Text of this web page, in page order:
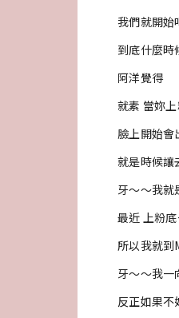
我們就開始
到底什麼時
阿洋覺得
就素 當妳
臉上開始會
就是時候讓
牙～～我就
最近 上粉
所以我就到
牙～～我一
反正如果不